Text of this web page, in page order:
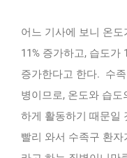
어느 기사에 보니 온
11% 증가하고, 습도가
증가한다고 한다. 수
병이므로, 온도와 습
하게 활동하기 때문일
빨리 와서 수족구 환